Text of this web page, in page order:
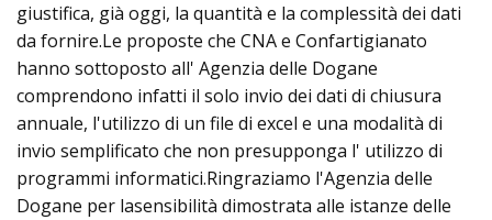
giustifica, già oggi, la quantità e la complessità dei dati
da fornire.Le proposte che CNA e Confartigianato
hanno sottoposto all' Agenzia delle Dogane
comprendono infatti il solo invio dei dati di chiusura
annuale, l'utilizzo di un file di excel e una modalità di
invio semplificato che non presupponga l' utilizzo di
programmi informatici.Ringraziamo l'Agenzia delle
Dogane per lasensibilità dimostrata alle istanze delle